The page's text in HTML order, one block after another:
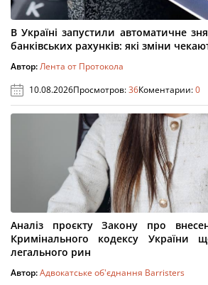
В Україні запустили автоматичне
банківських рахунків: які зміни
Автор:Лента от Протокола
10.08.2026Просмотров:36Коментарии:0
Аналіз проєкту Закону про
Кримінального кодексу України
легального рин
Автор:Адвокатське об'єднання Barristers